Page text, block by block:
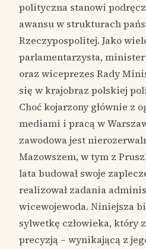
polityczna stanowi
awansu w strukturach
Rzeczypospolitej. Jako
parlamentarzysta,
oraz wiceprezes Rady
się w krajobraz polskiej
Choć kojarzony głównie z
mediami i pracą w
zawodowa jest
Mazowszem, w tym z
lata budował swoje
realizował zadania
wicewojewoda. Niniejsza
sylwetkę człowieka, który
precyzją – wynikającą z